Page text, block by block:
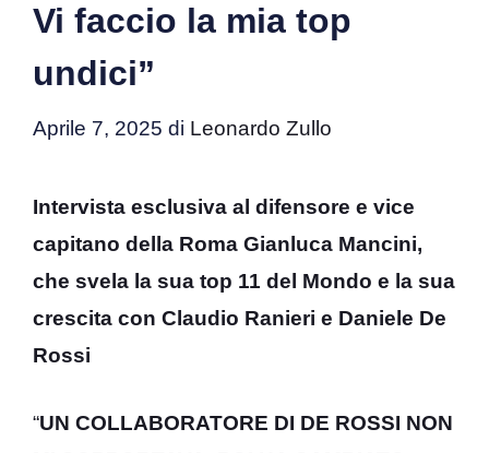
Vi faccio la mia top
undici”
Aprile 7, 2025 di Leonardo Zullo
Intervista esclusiva al difensore e vice
capitano della Roma Gianluca Mancini,
che svela la sua top 11 del Mondo e la sua
crescita con Claudio Ranieri e Daniele De
Rossi
“UN COLLABORATORE DI DE ROSSI NON